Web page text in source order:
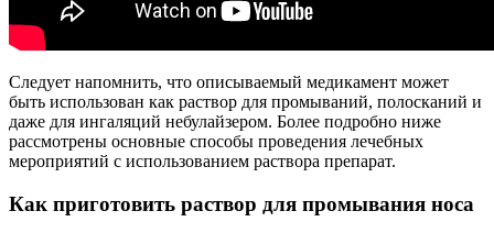
Следует напомнить, что описываемый медикамент может
быть использован как раствор для промываний, полосканий и
даже для ингаляций небулайзером. Более подробно ниже
рассмотрены основные способы проведения лечебных
мероприятий с использованием раствора препарат.
Как приготовить раствор для промывания носа